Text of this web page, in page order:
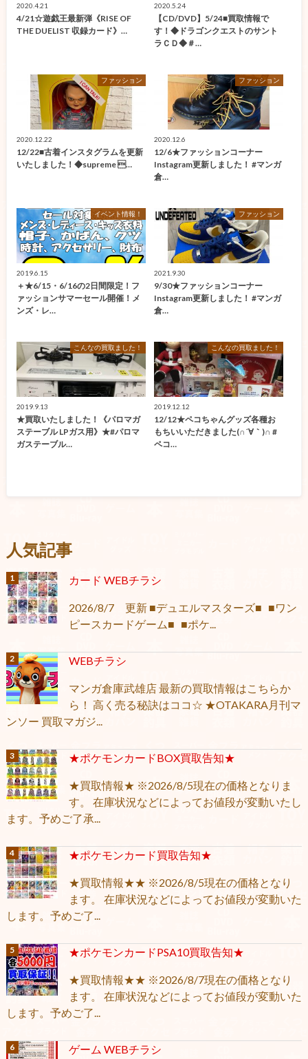
2020.4.21
4/21☆遊戯王最新弾《RISE OF
THE DUELIST 収録カード》…
2020.5.24
【CD/DVD】5/24■買取情報で
す！◆ドラゴンクエストのサント
ラＣＤ◆＃…
ファッション
2020.12.22
12/22■古着インスタグラムを更新
いたしました！◆supreme …
ファッション
2020.12.6
12/6★ファッションコーナー
Instagram更新しました！ #マンガ
倉…
イベント情報！
2019.6.15
＋★6/15・6/16の2日間限定！フ
ァッションサマーセール開催！メ
ンズ・レ…
ファッション
2021.9.30
9/30★ファッションコーナー
Instagram更新しました！ #マンガ
倉…
こんなの買取ました！
2019.9.13
★買取いたしました！《パロマガ
ステーブル LPガス用》★#パロマ
ガステーブル…
こんなの買取ました！
2019.12.12
12/12★ペコちゃんグッズ各種お
もちいいただきました(∩´∀｀)∩ #
ペコ…
人気記事
カード WEBチラシ
2026/8/7 更新 ■デュエルマスターズ■ ■ワン
ピースカードゲーム■ ■ポケ...
WEBチラシ
マンガ倉庫武雄店 最新の買取情報はこちらか
ら！ 高く売る秘訣はココ☆ ★OTAKARA月刊マ
ンソー 買取マガジ...
★ポケモンカードBOX買取告知★
★買取情報★ ※2026/8/5現在の価格となりま
す。 在庫状況などによってお値段が変動いたし
ます。予めご了承...
★ポケモンカード買取告知★
★買取情報★★ ※2026/8/5現在の価格となり
ます。 在庫状況などによってお値段が変動いた
します。予めご了...
★ポケモンカードPSA10買取告知★
★買取情報★★ ※2026/8/7現在の価格となり
ます。 在庫状況などによってお値段が変動いた
します。予めご了...
ゲーム WEBチラシ